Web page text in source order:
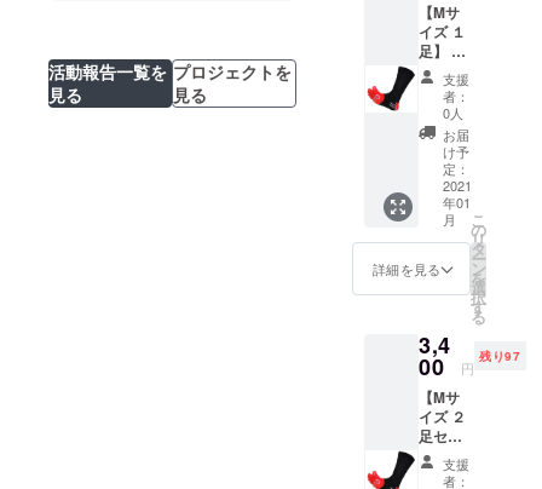
活動報告一覧を
見る
プロジェクトを
見る
【Mサ
イズ １
足】
支援者
様への
お返し
とし
て、第
一弾で
正式発
売予定
の
「Mサ
イズ 25-
27cm
（希望
格3,000
円）」
を１足
ご提供
しま
す。
※メール
便送料
支援
者：
0人
お届
け予
定：
2021
年01
月
詳細を見る
こ
の
リ
タ
ー
ン
を
選
択
す
る
3,4
00 円
残り97
【Mサ
イズ ２
足セッ
ト】
支援者
支援
者：